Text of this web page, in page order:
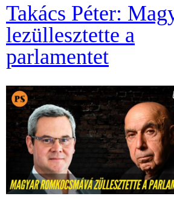
Takács Péter:
lezüllesztette a
parlamentet